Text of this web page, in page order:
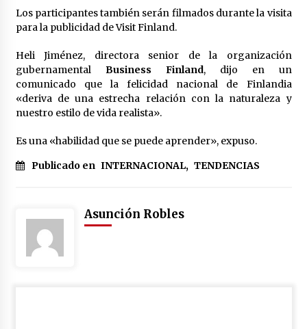
Trump anuncia acuerdo con Irán y el fin de
2 meses atrás
Trump asegura que barcos cargados de
petróleo están empezando a salir de Ormuz
2 meses atrás
85% de sus exportaciones
Los participantes también serán filmados durante la visita
para la publicidad de Visit Finland.
Heli Jiménez, directora senior de la organización
gubernamental Business Finland, dijo en un
comunicado que la felicidad nacional de Finlandia
«deriva de una estrecha relación con la naturaleza y
nuestro estilo de vida realista».
Es una «habilidad que se puede aprender», expuso.
Publicado en INTERNACIONAL, TENDENCIAS
Asunción Robles